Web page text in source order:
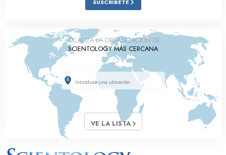
SUSCRÍBETE
LOCALIZA LA ORGANIZACIÓN DE
SCIENTOLOGY MÁS CERCANA
VE LA LISTA